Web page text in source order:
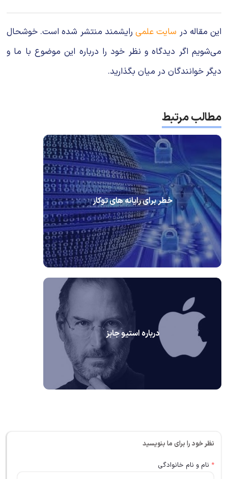
این مقاله در سایت علمیرایشمند منتشر شده است. خوشحال
می‌شویم اگر دیدگاه و نظر خود را درباره این موضوع با ما و
دیگر خوانندگان در میان بگذارید.
مطالب مرتبط
خطر برای رایانه های توکار
درباره استیو جابز
نظر خود را برای ما بنویسید
* نام و نام خانوادگی